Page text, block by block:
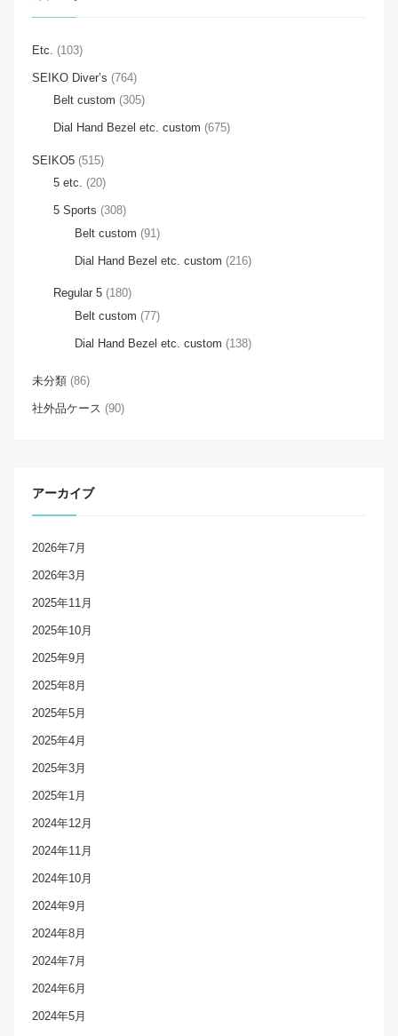
Etc. (103)
SEIKO Diver’s (764)
Belt custom (305)
Dial Hand Bezel etc. custom (675)
SEIKO5 (515)
5 etc. (20)
5 Sports (308)
Belt custom (91)
Dial Hand Bezel etc. custom (216)
Regular 5 (180)
Belt custom (77)
Dial Hand Bezel etc. custom (138)
未分類 (86)
社外品ケース (90)
アーカイブ
2026年7月
2026年3月
2025年11月
2025年10月
2025年9月
2025年8月
2025年5月
2025年4月
2025年3月
2025年1月
2024年12月
2024年11月
2024年10月
2024年9月
2024年8月
2024年7月
2024年6月
2024年5月